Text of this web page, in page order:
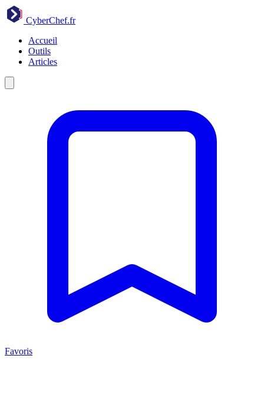
CyberChef.fr
Accueil
Outils
Articles
Favoris